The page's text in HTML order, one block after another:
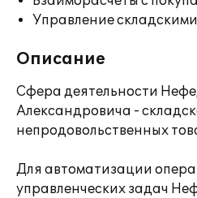
Управление
Описание
Сфера деятельности
Александровича -
непродовольственных
Для автоматизации
управленческих задач